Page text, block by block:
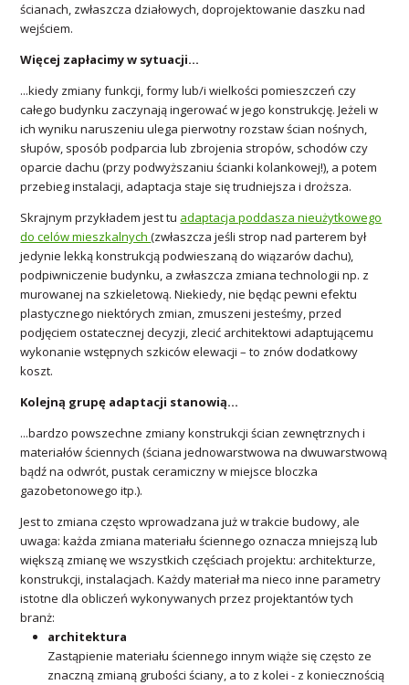
ścianach, zwłaszcza działowych, doprojektowanie daszku nad
wejściem.
Więcej zapłacimy w sytuacji...
...kiedy zmiany funkcji, formy lub/i wielkości pomieszczeń czy
całego budynku zaczynają ingerować w jego konstrukcję. Jeżeli w
ich wyniku naruszeniu ulega pierwotny rozstaw ścian nośnych,
słupów, sposób podparcia lub zbrojenia stropów, schodów czy
oparcie dachu (przy podwyższaniu ścianki kolankowej!), a potem
przebieg instalacji, adaptacja staje się trudniejsza i droższa.
Skrajnym przykładem jest tu adaptacja poddasza nieużytkowego
do celów mieszkalnych(zwłaszcza jeśli strop nad parterem był
jedynie lekką konstrukcją podwieszaną do wiązarów dachu),
podpiwniczenie budynku, a zwłaszcza zmiana technologii np. z
murowanej na szkieletową. Niekiedy, nie będąc pewni efektu
plastycznego niektórych zmian, zmuszeni jesteśmy, przed
podjęciem ostatecznej decyzji, zlecić architektowi adaptującemu
wykonanie wstępnych szkiców elewacji – to znów dodatkowy
koszt.
Kolejną grupę adaptacji stanowią...
...bardzo powszechne zmiany konstrukcji ścian zewnętrznych i
materiałów ściennych (ściana jednowarstwowa na dwuwarstwową
bądź na odwrót, pustak ceramiczny w miejsce bloczka
gazobetonowego itp.).
Jest to zmiana często wprowadzana już w trakcie budowy, ale
uwaga: każda zmiana materiału ściennego oznacza mniejszą lub
większą zmianę we wszystkich częściach projektu: architekturze,
konstrukcji, instalacjach. Każdy materiał ma nieco inne parametry
istotne dla obliczeń wykonywanych przez projektantów tych
branż:
architektura
Zastąpienie materiału ściennego innym wiąże się często ze
znaczną zmianą grubości ściany, a to z kolei - z koniecznością